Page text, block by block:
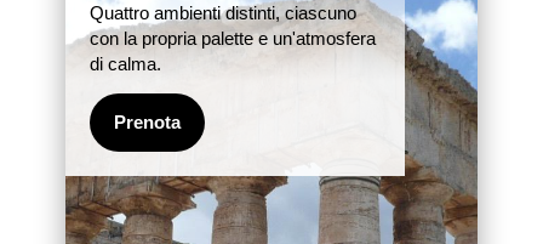
Quattro ambienti distinti, ciascuno
con la propria palette e un'atmosfera
di calma.
Prenota